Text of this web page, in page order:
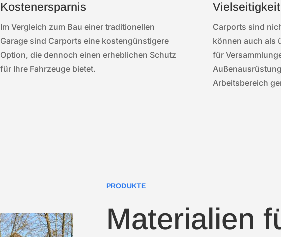
Kostenersparnis
Im Vergleich zum Bau einer traditionellen
Garage sind Carports eine kostengünstigere
Option, die dennoch einen erheblichen Schutz
für Ihre Fahrzeuge bietet.
Vielseitigkeit
Carports sind
können auch als
für
Arbeitsbereich
PRODUKTE
Materialien